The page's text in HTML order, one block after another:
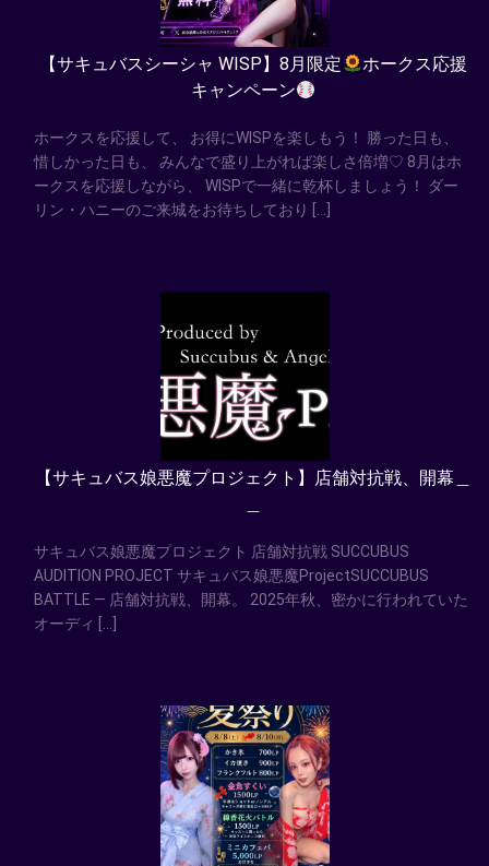
【サキュバスシーシャ WISP】8月限定
ホークス応援
キャンペーン
ホークスを応援して、 お得にWISPを楽しもう！ 勝った日も、
惜しかった日も、 みんなで盛り上がれば楽しさ倍増♡ 8月はホ
ークスを応援しながら、 WISPで一緒に乾杯しましょう！ ダー
リン・ハニーのご来城をお待ちしており […]
【サキュバス娘悪魔プロジェクト】店舗対抗戦、開幕＿
サキュバス娘悪魔プロジェクト 店舗対抗戦 SUCCUBUS
AUDITION PROJECT サキュバス娘悪魔ProjectSUCCUBUS
BATTLE — 店舗対抗戦、開幕。 2025年秋、密かに行われていた
オーディ […]